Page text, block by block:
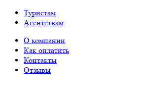
Туристам
Агентствам
О компании
Как оплатить
Контакты
Отзывы